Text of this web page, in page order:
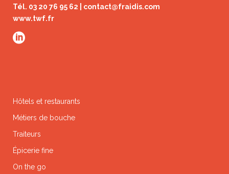
Tél. 03 20 76 95 62 | contact@fraidis.com
www.twf.fr
Hôtels et restaurants
Métiers de bouche
Traiteurs
Épicerie fine
On the go